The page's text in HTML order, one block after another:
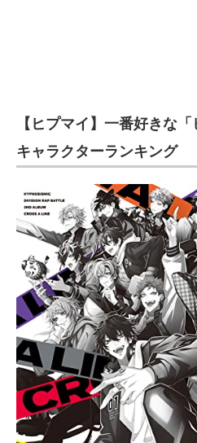
【ヒプマイ】一番好きな
キャラクターランキング